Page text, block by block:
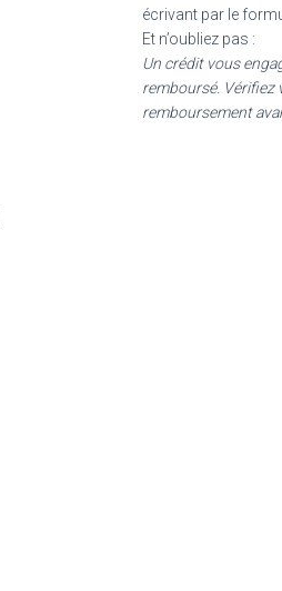
écrivant par le
Et n’oubliez pas :
Un crédit vous
remboursé. Vérifiez
remboursement